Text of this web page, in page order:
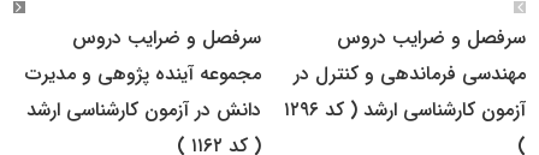
سرفصل و ضرایب دروس
مهندسی فرماندهی و کنترل در
آزمون کارشناسی ارشد ( کد ۱۲۹۶
)
سرفصل و ضرایب دروس
مجموعه آینده پژوهی و مدیرت
دانش در آزمون کارشناسی ارشد
( کد ۱۱۶۲ )